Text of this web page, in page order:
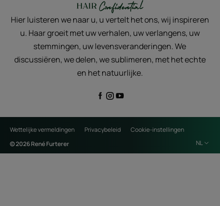
Hier luisteren we naar u, u vertelt het ons, wij inspireren
u. Haar groeit met uw verhalen, uw verlangens, uw
stemmingen, uw levensveranderingen. We
discussiëren, we delen, we sublimeren, met het echte
en het natuurlijke.
Wettelijke vermeldingen Privacybeleid
Cookie-instellingen
© 2026 René Furterer
NL